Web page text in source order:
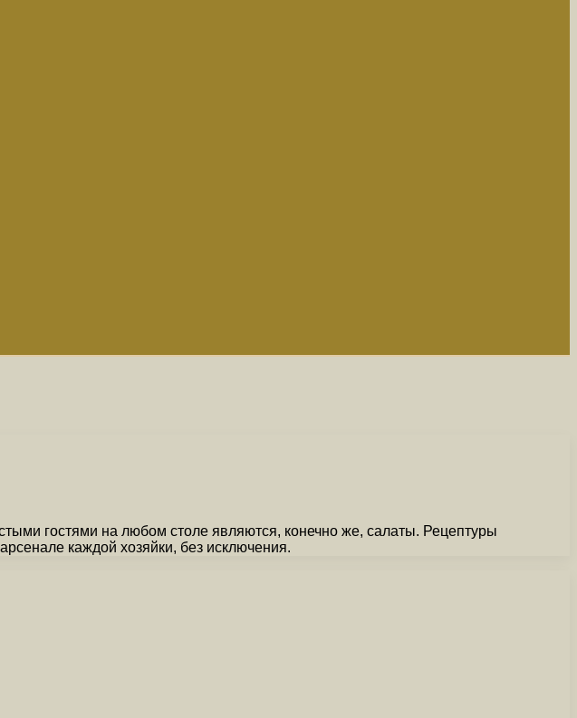
гостями на любом столе являются, конечно же, салаты. Рецептуры
каждой хозяйки, без исключения.